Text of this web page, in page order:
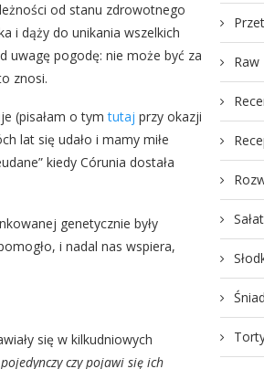
od stanu zdrowotnego
i dąży do unikania wszelkich
uwagę pogodę: nie może być za
znosi.
(pisałam o tymtutaj przy okazji
lat się udało i mamy miłe
kiedy Córunia dostała
genetycznie były
i nadal nas wspiera,
się w kilkudniowych
czy pojawi się ich
Raw